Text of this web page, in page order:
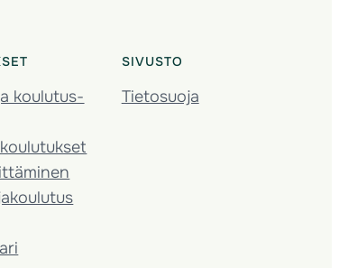
koulutus­
SIVUSTO
Tietosuoja